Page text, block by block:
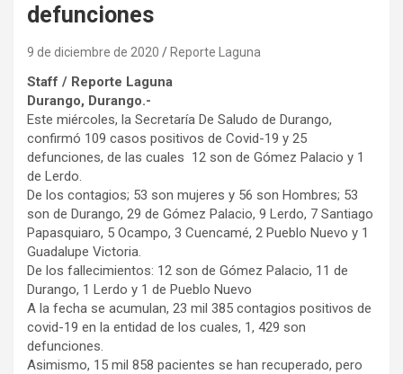
defunciones
9 de diciembre de 2020 Reporte Laguna
Staff / Reporte Laguna
Durango, Durango.-
Este miércoles, la Secretaría De Saludo de Durango,
confirmó 109 casos positivos de Covid-19 y 25
defunciones, de las cuales 12 son de Gómez Palacio y 1
de Lerdo.
De los contagios; 53 son mujeres y 56 son Hombres; 53
son de Durango, 29 de Gómez Palacio, 9 Lerdo, 7 Santiago
Papasquiaro, 5 Ocampo, 3 Cuencamé, 2 Pueblo Nuevo y 1
Guadalupe Victoria.
De los fallecimientos: 12 son de Gómez Palacio, 11 de
Durango, 1 Lerdo y 1 de Pueblo Nuevo
A la fecha se acumulan, 23 mil 385 contagios positivos de
covid-19 en la entidad de los cuales, 1, 429 son
defunciones.
Asimismo, 15 mil 858 pacientes se han recuperado, pero